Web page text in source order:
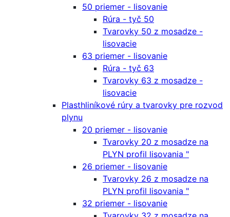
50 priemer - lisovanie
Rúra - tyč 50
Tvarovky 50 z mosadze -
lisovacie
63 priemer - lisovanie
Rúra - tyč 63
Tvarovky 63 z mosadze -
lisovacie
Plasthliníkové rúry a tvarovky pre rozvod
plynu
20 priemer - lisovanie
Tvarovky 20 z mosadze na
PLYN profil lisovania "
26 priemer - lisovanie
Tvarovky 26 z mosadze na
PLYN profil lisovania "
32 priemer - lisovanie